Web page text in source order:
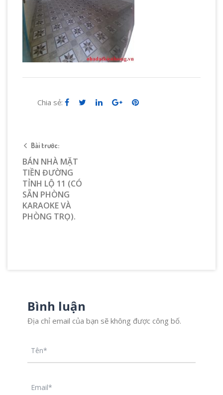
Chia sẻ:
Bài trước:
BÁN NHÀ MẶT
TIỀN ĐƯỜNG
TỈNH LỘ 11 (CÓ
SẴN PHÒNG
KARAOKE VÀ
PHÒNG TRỌ).
Bình luận
Địa chỉ email của bạn sẽ không được công bố.